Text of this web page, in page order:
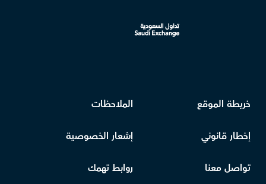
خريطة الموقع الملاحظات
إخطار قانوني إشعار الخصوصية
تواصل معنا روابط تهمك